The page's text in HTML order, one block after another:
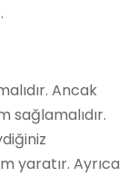
Ancak
sağlamalıdır.
yaratır. Ayrıca